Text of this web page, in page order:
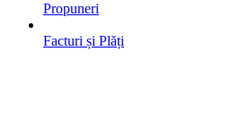
Propuneri
Facturi și Plăți